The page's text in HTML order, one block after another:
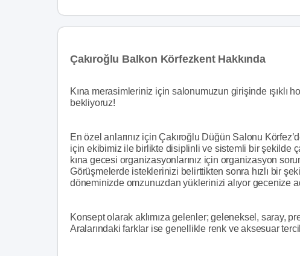
Çakıroğlu Balkon Körfezkent Hakkında
Kına merasimleriniz için salonumuzun girişinde ışıklı
bekliyoruz!
En özel anlarınız için Çakıroğlu Düğün Salonu
için ekibimiz ile birlikte disiplinli ve sistemli bir şekilde
kına gecesi organizasyonlarınız için organizasyon
Görüşmelerde isteklerinizi belirttikten sonra hızlı bir
döneminizde omzunuzdan yüklerinizi alıyor gecenize
Konsept olarak aklımıza gelenler; geleneksel, saray,
Aralarındaki farklar ise genellikle renk ve aksesuar